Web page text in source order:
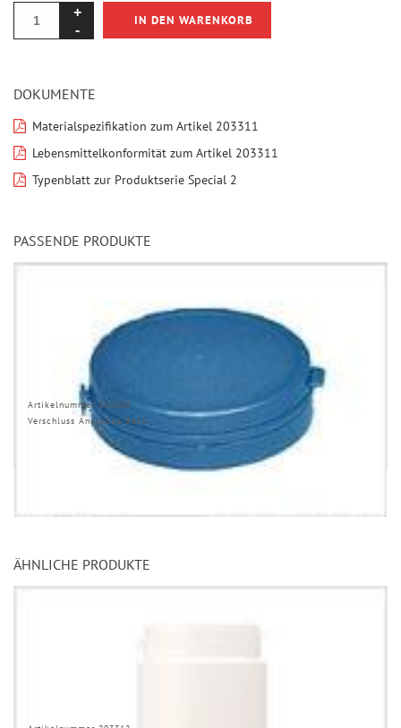
IN DEN WARENKORB
DOKUMENTE
Materialspezifikation zum Artikel 203311
Lebensmittelkonformität zum Artikel 203311
Typenblatt zur Produktserie Special 2
PASSENDE PRODUKTE
Artikelnummer 502060
Verschluss AngloCap Bech
ÄHNLICHE PRODUKTE